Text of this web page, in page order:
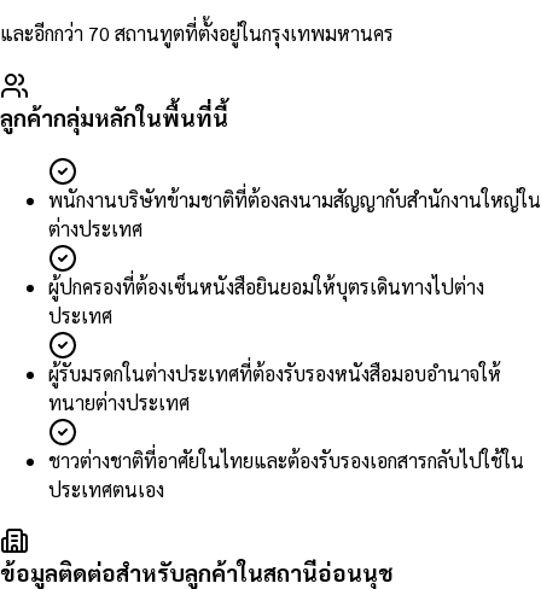
และอีกกว่า 70 สถานทูตที่ตั้งอยู่ในกรุงเทพมหานคร
ลูกค้ากลุ่มหลักในพื้นที่นี้
พนักงานบริษัทข้ามชาติที่ต้องลงนามสัญญากับสำนักงานใหญ่ใน
ต่างประเทศ
ผู้ปกครองที่ต้องเซ็นหนังสือยินยอมให้บุตรเดินทางไปต่าง
ประเทศ
ผู้รับมรดกในต่างประเทศที่ต้องรับรองหนังสือมอบอำนาจให้
ทนายต่างประเทศ
ชาวต่างชาติที่อาศัยในไทยและต้องรับรองเอกสารกลับไปใช้ใน
ประเทศตนเอง
ข้อมูลติดต่อสำหรับลูกค้าในสถานีอ่อนนุช